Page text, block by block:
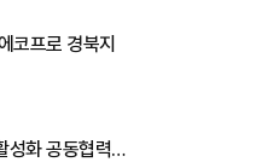
코프로 경북지
성화 공동협력…